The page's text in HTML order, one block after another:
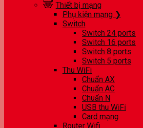
Thiết bị mạng
Phụ kiện mạng ❯
Switch
Switch 24 ports
Switch 16 ports
Switch 8 ports
Switch 5 ports
Thu WiFi
Chuẩn AX
Chuẩn AC
Chuẩn N
USB thu WiFi
Card mạng
Router Wifi